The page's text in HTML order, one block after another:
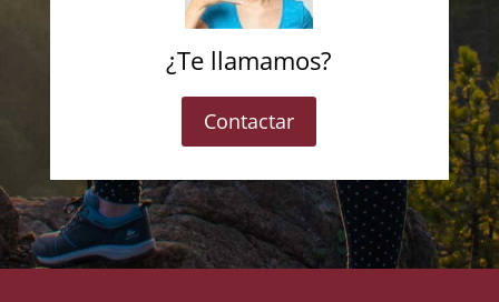
¿Te llamamos?
Contactar